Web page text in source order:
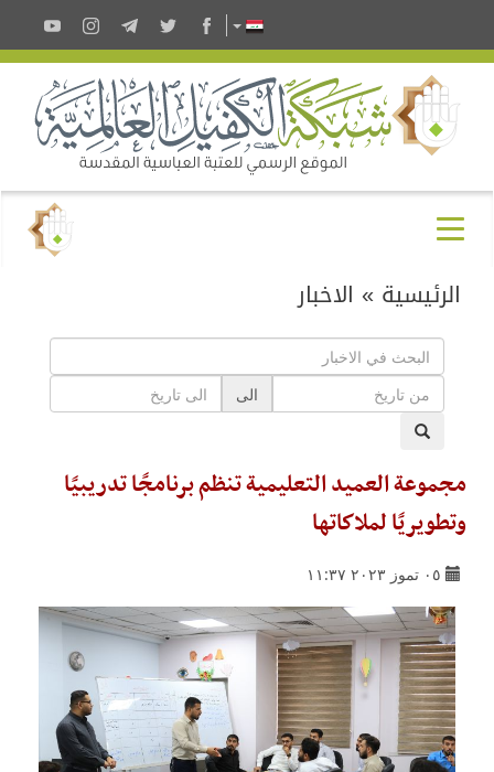
الرئيسية » الاخبار
الى
مجموعة العميد التعليمية تنظم برنامجًا تدريبيًا
وتطويريًا لملاكاتها
٠٥ تموز ٢٠٢٣ ١١:٣٧